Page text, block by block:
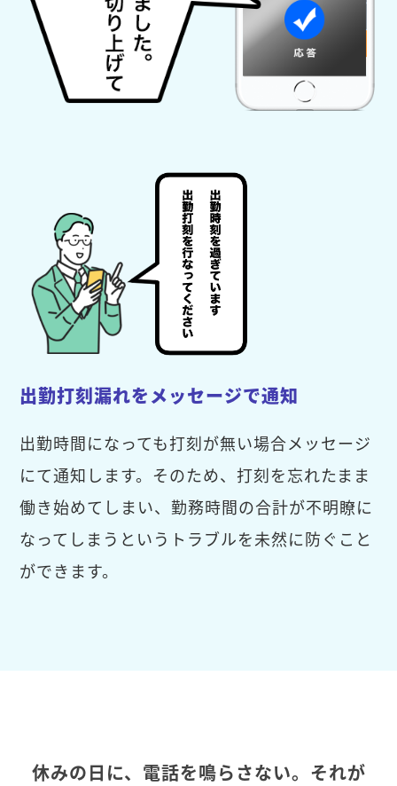
出勤打刻漏れをメッセージで通知
出勤時間になっても打刻が無い場合メッセージ
にて通知します。そのため、打刻を忘れたまま
働き始めてしまい、勤務時間の合計が不明瞭に
なってしまうというトラブルを未然に防ぐこと
ができます。
休みの日に、電話を鳴らさない。それが